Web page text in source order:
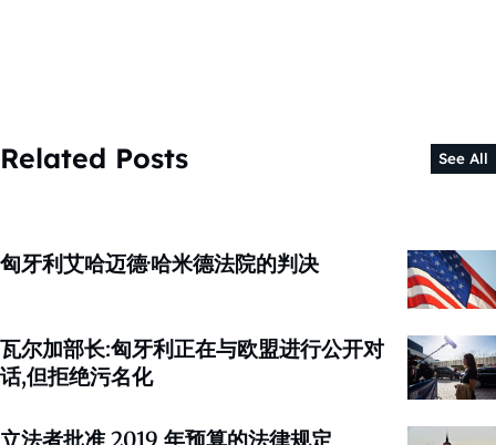
Related Posts See All
匈牙利艾哈迈德·哈米德法院的判决
瓦尔加部长:匈牙利正在与欧盟进行公开对
话,但拒绝污名化
立法者批准 2019 年预算的法律规定